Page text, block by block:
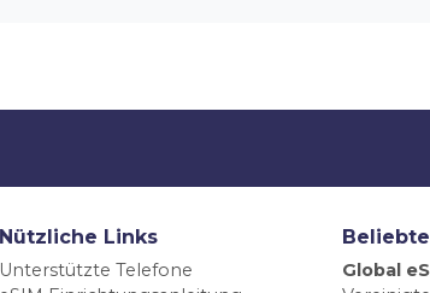
Nützliche Links
Unterstützte Telefone
Global